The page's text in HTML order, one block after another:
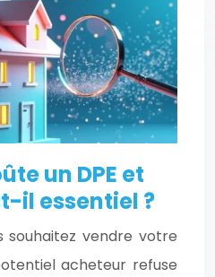
un DPE et
il essentiel ?
souhaitez vendre votre
acheteur refuse